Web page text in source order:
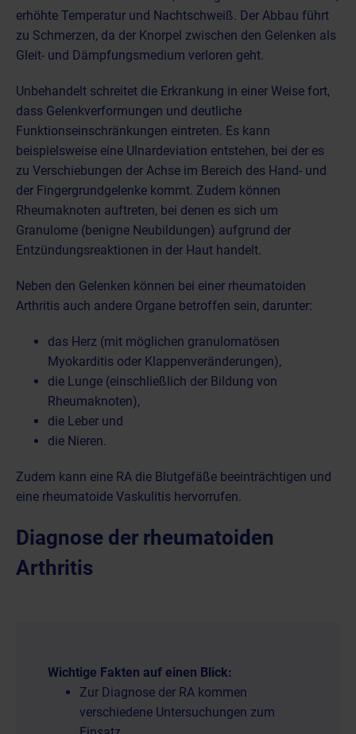
erhöhte Temperatur und Nachtschweiß. Der Abbau führt
zu Schmerzen, da der Knorpel zwischen den Gelenken als
Gleit- und Dämpfungsmedium verloren geht.
Unbehandelt schreitet die Erkrankung in einer Weise fort,
dass Gelenkverformungen und deutliche
Funktionseinschränkungen eintreten. Es kann
beispielsweise eine Ulnardeviation entstehen, bei der es
zu Verschiebungen der Achse im Bereich des Hand- und
der Fingergrundgelenke kommt. Zudem können
Rheumaknoten auftreten, bei denen es sich um
Granulome (benigne Neubildungen) aufgrund der
Entzündungsreaktionen in der Haut handelt.
Neben den Gelenken können bei einer rheumatoiden
Arthritis auch andere Organe betroffen sein, darunter:
das Herz (mit möglichen granulomatösen
Myokarditis oder Klappenveränderungen),
die Lunge (einschließlich der Bildung von
Rheumaknoten),
die Leber und
die Nieren.
Zudem kann eine RA die Blutgefäße beeinträchtigen und
eine rheumatoide Vaskulitis hervorrufen.
Diagnose der rheumatoiden
Arthritis
Wichtige Fakten auf einen Blick:
Zur Diagnose der RA kommen
verschiedene Untersuchungen zum